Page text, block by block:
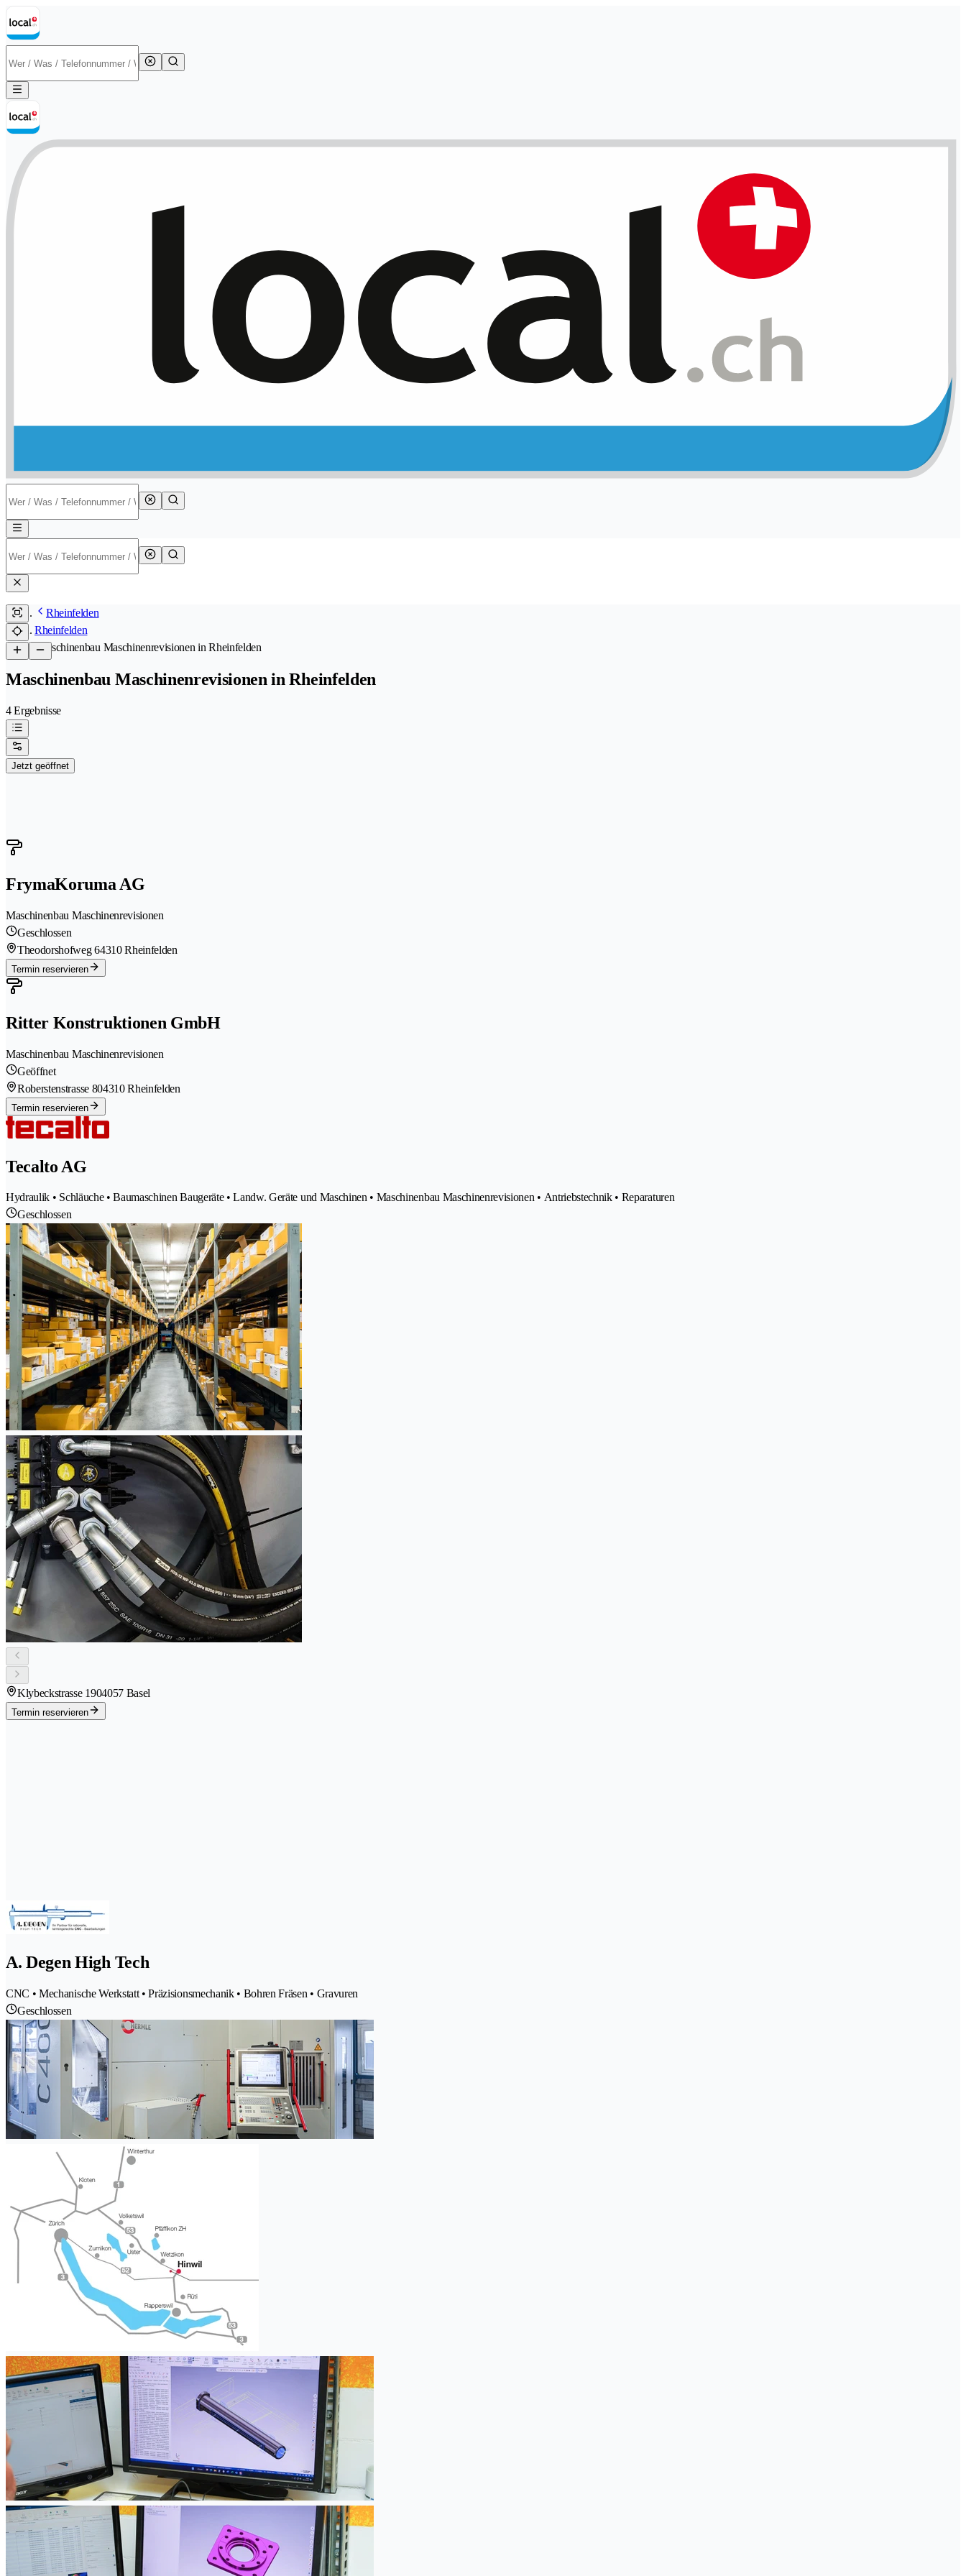
Rheinfelden
Rheinfelden
/Maschinenbau Maschinenrevisionen in Rheinfelden
Maschinenbau Maschinenrevisionen in Rheinfelden
4 Ergebnisse
Jetzt geöffnet
FrymaKoruma AG
Maschinenbau Maschinenrevisionen
Geschlossen
Theodorshofweg 64310 Rheinfelden
Termin reservieren
Ritter Konstruktionen GmbH
Maschinenbau Maschinenrevisionen
Geöffnet
Roberstenstrasse 804310 Rheinfelden
Termin reservieren
Tecalto AG
Hydraulik • Schläuche • Baumaschinen Baugeräte • Landw. Geräte und Maschinen • Maschinenbau Maschinenrevisionen • Antriebstechnik • Reparaturen
Geschlossen
Klybeckstrasse 1904057 Basel
Termin reservieren
A. Degen High Tech
CNC • Mechanische Werkstatt • Präzisionsmechanik • Bohren Fräsen • Gravuren
Geschlossen